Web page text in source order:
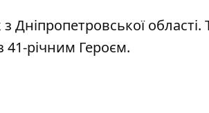
Дніпропетровської області.
41-річним Героєм.